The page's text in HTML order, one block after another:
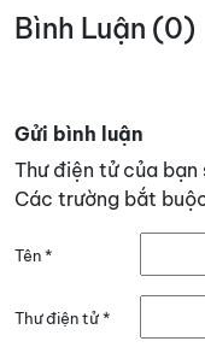
Bình Luận (0)
Gửi bình luận
Thư điện tử của
Các trường bắt
Tên*
Thư điện tử*